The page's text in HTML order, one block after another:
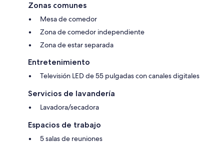
Zonas comunes
Mesa de comedor
Zona de comedor independiente
Zona de estar separada
Entretenimiento
Televisión LED de 55 pulgadas con canales digitales
Servicios de lavandería
Lavadora/secadora
Espacios de trabajo
5 salas de reuniones